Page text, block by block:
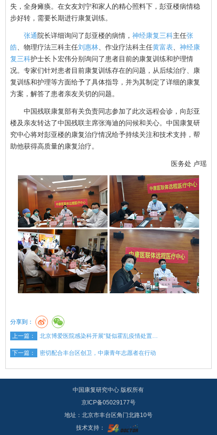
失，全身瘫痪。在女友刘宁和家人的精心照料下，彭亚楼病情稳
步好转，需要长期进行康复训练。
张通 院长详细询问了彭亚楼的病情，神经康复三科主任张
皓 、物理疗法三科主任刘惠林 、作业疗法科主任黄富表 、神经康
复三科护士长卜宏伟分别询问了患者目前的康复训练和护理情
况。专家们针对患者目前康复训练存在的问题，从后续治疗、康
复训练和护理等方面给予了具体指导，并为其制定了详细的康复
方案，解答了患者亲友关切的问题。
中国残联康复部有关负责同志参加了此次远程会诊，向彭亚
楼及亲友转达了中国残联主席张海迪的问候和关心。中国康复研
究中心将对彭亚楼的康复治疗情况给予持续关注和技术支持，帮
助他获得高质量的康复治疗。
医务处 卢瑶
分享到：
上一篇： 北京博爱医院感染科开展“疑似霍乱疫情处置…
下一篇： 密切配合丰台区创卫，中康青年志愿者在行动
中国康复研究中心 版权所有
京ICP备05029177号
地址：北京市丰台区角门北路10号
技术支持：